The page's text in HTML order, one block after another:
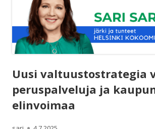
Uusi valtuustostrategia
peruspalveluja ja
elinvoimaa